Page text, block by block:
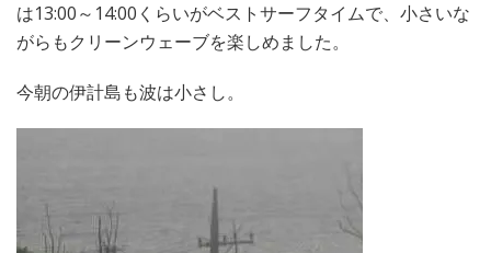
は13:00～14:00くらいがベストサーフタイムで、小さいな
がらもクリーンウェーブを楽しめました。
今朝の伊計島も波は小さし。